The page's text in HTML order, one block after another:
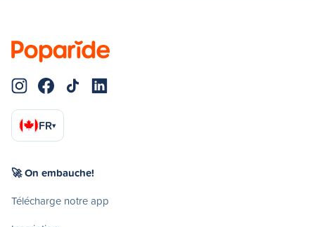
FR▾
🚀 On embauche!
Télécharge notre app